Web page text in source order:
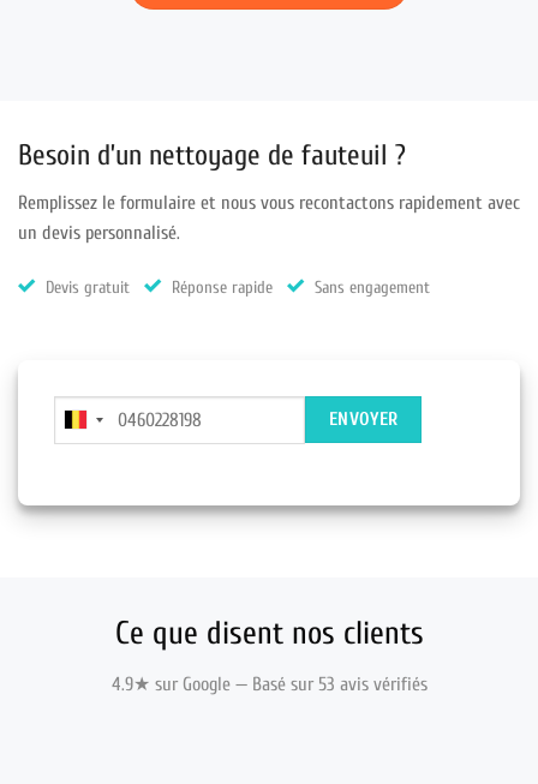
Besoin d’un nettoyage de fauteuil ?
Remplissez le formulaire et nous vous recontactons rapidement avec
un devis personnalisé.
Devis gratuit Réponse rapide Sans engagement
Ce que disent nos clients
4.9★ sur Google — Basé sur 53 avis vérifiés